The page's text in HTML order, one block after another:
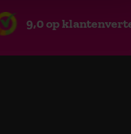
9,0 op